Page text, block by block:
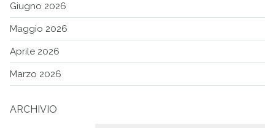
Giugno 2026
Maggio 2026
Aprile 2026
Marzo 2026
ARCHIVIO